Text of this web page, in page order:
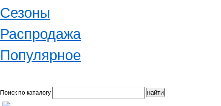
Сезоны
Распродажа
Популярное
Поиск по каталогу